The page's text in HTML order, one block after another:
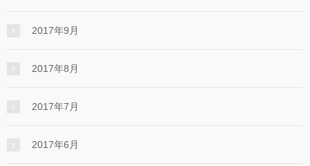
2017年9月
2017年8月
2017年7月
2017年6月